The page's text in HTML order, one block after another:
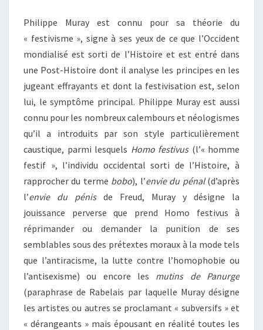
Philippe Muray est connu pour sa théorie du
« festivisme », signe à ses yeux de ce que l’Occident
mondialisé est sorti de l’Histoire et est entré dans
une Post-Histoire dont il analyse les principes en les
jugeant effrayants et dont la festivisation est, selon
lui, le symptôme principal. Philippe Muray est aussi
connu pour les nombreux calembours et néologismes
qu’il a introduits par son style particulièrement
caustique, parmi lesquels Homo festivus(l’« homme
festif », l’individu occidental sorti de l’Histoire, à
rapprocher du terme bobo), l’envie du pénal(d’après
l’envie du pénisde Freud, Muray y désigne la
jouissance perverse que prend Homo festivus à
réprimander ou demander la punition de ses
semblables sous des prétextes moraux à la mode tels
que l’antiracisme, la lutte contre l’homophobie ou
l’antisexisme) ou encore les mutins de Panurge
(paraphrase de Rabelais par laquelle Muray désigne
les artistes ou autres se proclamant « subversifs » et
« dérangeants » mais épousant en réalité toutes les